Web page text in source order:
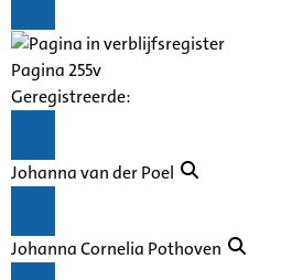
Pagina 255v
Geregistreerde:
Johanna van der Poel
Johanna Cornelia Pothoven